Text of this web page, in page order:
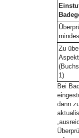
Zu
1)
Bei
dann